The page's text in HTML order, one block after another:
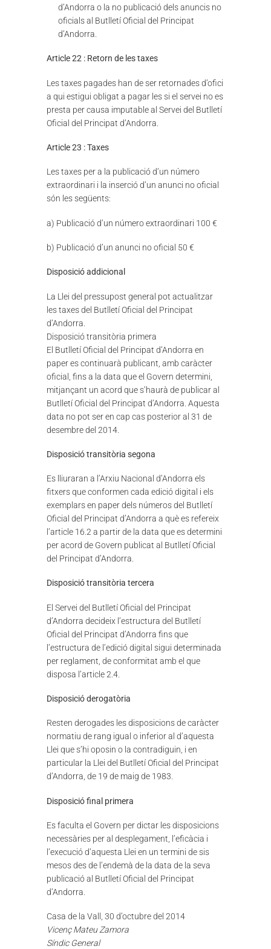
d’Andorra o la no publicació dels anuncis no
oficials al Butlletí Oficial del Principat
d’Andorra.
Article 22 : Retorn de les taxes
Les taxes pagades han de ser retornades d’ofici
a qui estigui obligat a pagar les si el servei no es
presta per causa imputable al Servei del Butlletí
Oficial del Principat d’Andorra.
Article 23 : Taxes
Les taxes per a la publicació d’un número
extraordinari i la inserció d’un anunci no oficial
són les següents:
a) Publicació d’un número extraordinari 100 €
b) Publicació d’un anunci no oficial 50 €
Disposició addicional
La Llei del pressupost general pot actualitzar
les taxes del Butlletí Oficial del Principat
d’Andorra.
Disposició transitòria primera
El Butlletí Oficial del Principat d’Andorra en
paper es continuarà publicant, amb caràcter
oficial, fins a la data que el Govern determini,
mitjançant un acord que s’haurà de publicar al
Butlletí Oficial del Principat d’Andorra. Aquesta
data no pot ser en cap cas posterior al 31 de
desembre del 2014.
Disposició transitòria segona
Es lliuraran a l’Arxiu Nacional d’Andorra els
fitxers que conformen cada edició digital i els
exemplars en paper dels números del Butlletí
Oficial del Principat d’Andorra a què es refereix
l’article 16.2 a partir de la data que es determini
per acord de Govern publicat al Butlletí Oficial
del Principat d’Andorra.
Disposició transitòria tercera
El Servei del Butlletí Oficial del Principat
d’Andorra decideix l’estructura del Butlletí
Oficial del Principat d’Andorra fins que
l’estructura de l’edició digital sigui determinada
per reglament, de conformitat amb el que
disposa l’article 2.4.
Disposició derogatòria
Resten derogades les disposicions de caràcter
normatiu de rang igual o inferior al d’aquesta
Llei que s’hi oposin o la contradiguin, i en
particular la Llei del Butlletí Oficial del Principat
d’Andorra, de 19 de maig de 1983.
Disposició final primera
Es faculta el Govern per dictar les disposicions
necessàries per al desplegament, l’eficàcia i
l’execució d’aquesta Llei en un termini de sis
mesos des de l’endemà de la data de la seva
publicació al Butlletí Oficial del Principat
d’Andorra.
Casa de la Vall, 30 d’octubre del 2014
Vicenç Mateu Zamora
Síndic General